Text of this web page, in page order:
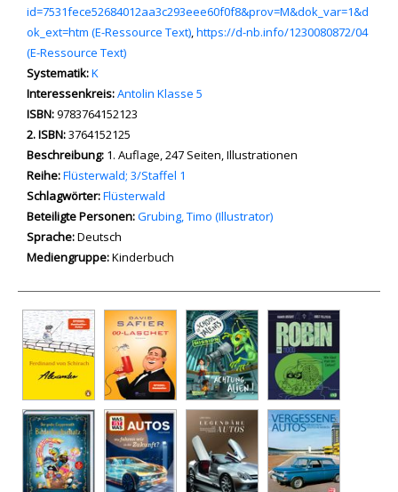
id=7531fece52684012aa3c293eee60f0f8&prov=M&dok_var=1&d
ok_ext=htm (E-Ressource Text),https://d-nb.info/1230080872/04
(E-Ressource Text)
Systematik:Suche nach dieser Systematik
K
Interessenkreis:Suche nach diesem Interessenskreis
Antolin Klasse 5
ISBN:9783764152123
2. ISBN:3764152125
Beschreibung: 1. Auflage, 247 Seiten, Illustrationen
Reihe:Flüsterwald; 3/Staffel 1
Schlagwörter:Flüsterwald
Beteiligte Personen:Suche nach dieser Beteiligten Person
Grubing, Timo (Illustrator)
Sprache:Deutsch
Mediengruppe:Kinderbuch